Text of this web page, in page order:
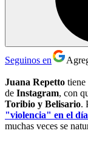
Seguinos en
Juana Repetto tiene
de Instagram, con
Toribio y Belisario.
"violencia" en el
muchas veces se